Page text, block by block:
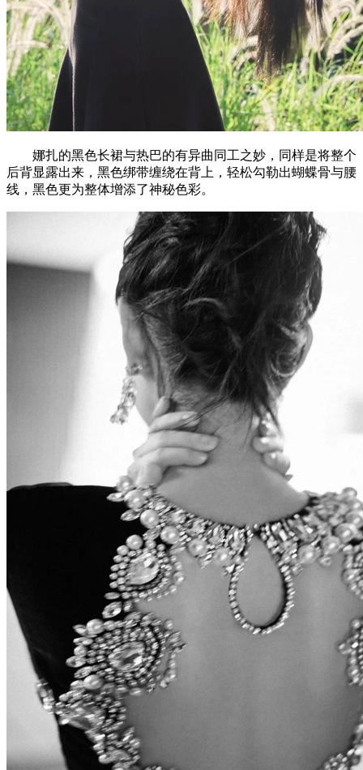
娜扎的黑色长裙与热巴的有异曲同工之妙，同样是将整个
后背显露出来，黑色绑带缠绕在背上，轻松勾勒出蝴蝶骨与腰
线，黑色更为整体增添了神秘色彩。